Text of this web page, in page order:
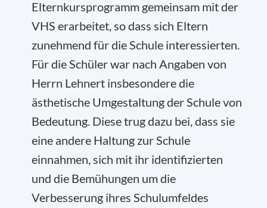
Elternkursprogramm gemeinsam mit der
VHS erarbeitet, so dass sich Eltern
zunehmend für die Schule interessierten.
Für die Schüler war nach Angaben von
Herrn Lehnert insbesondere die
ästhetische Umgestaltung der Schule von
Bedeutung. Diese trug dazu bei, dass sie
eine andere Haltung zur Schule
einnahmen, sich mit ihr identifizierten
und die Bemühungen um die
Verbesserung ihres Schulumfeldes